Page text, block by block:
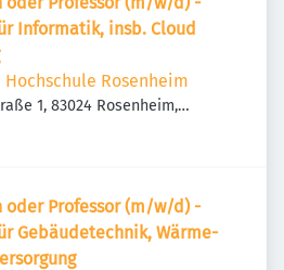
Informatik, insb. Cloud
Hochschule Rosenheim
1, 83024 Rosenheim,
oder Professor (m/w/d) -
Gebäudetechnik, Wärme-